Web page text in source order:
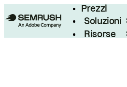
Prezzi
Soluzioni
Risorse